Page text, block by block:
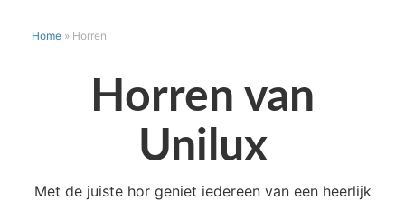
Home » Horren
Horren van
Unilux
Met de juiste hor geniet iedereen van een heerlijk